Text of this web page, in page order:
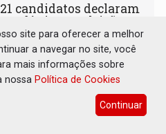
21 candidatos declaram
nas eleições
de 2026 às 14:45
declarados à Justiça
(PODE), o vereador
site para oferecer a melhor
a navegar no site, você
mais informações sobre
nossa Política de Cookies
Continuar